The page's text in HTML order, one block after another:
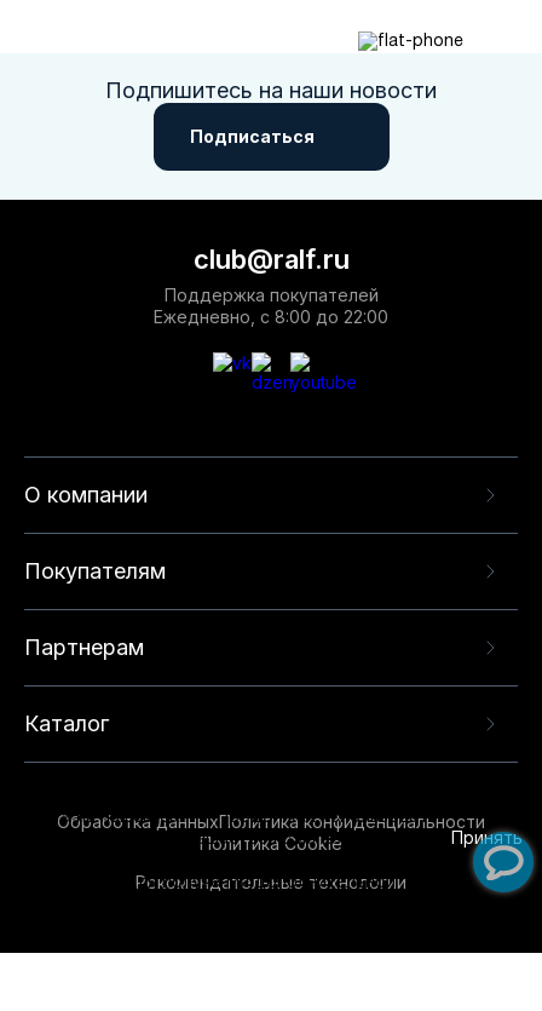
Подпишитесь на наши новости
Подписаться
О компании
Покупателям
Партнерам
Каталог
club@ralf.ru
Поддержка покупателей
Ежедневно, с 8:00 до 22:00
Обработка данныхПолитика конфиденциальности
Политика Cookie
Рекомендательные технологии
опыта на нашем сайте. Продолжая использовать
данный сайт, вы соглашаетесь с использованием
технологий. Для получения дополнительной
Принять